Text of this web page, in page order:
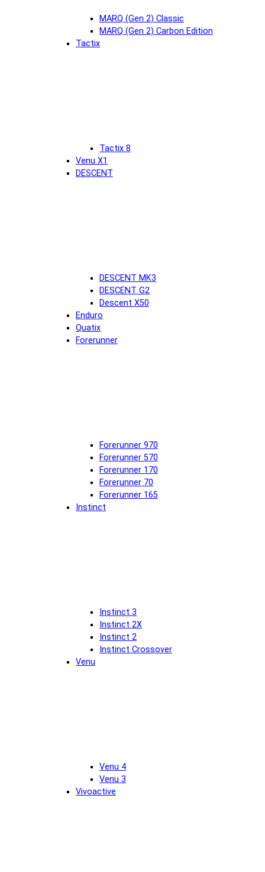
MARQ (Gen 2) Classic
MARQ (Gen 2) Carbon Edition
Tactix
Tactix 8
Venu X1
DESCENT
DESCENT MK3
DESCENT G2
Descent X50
Enduro
Quatix
Forerunner
Forerunner 970
Forerunner 570
Forerunner 170
Forerunner 70
Forerunner 165
Instinct
Instinct 3
Instinct 2X
Instinct 2
Instinct Crossover
Venu
Venu 4
Venu 3
Vivoactive